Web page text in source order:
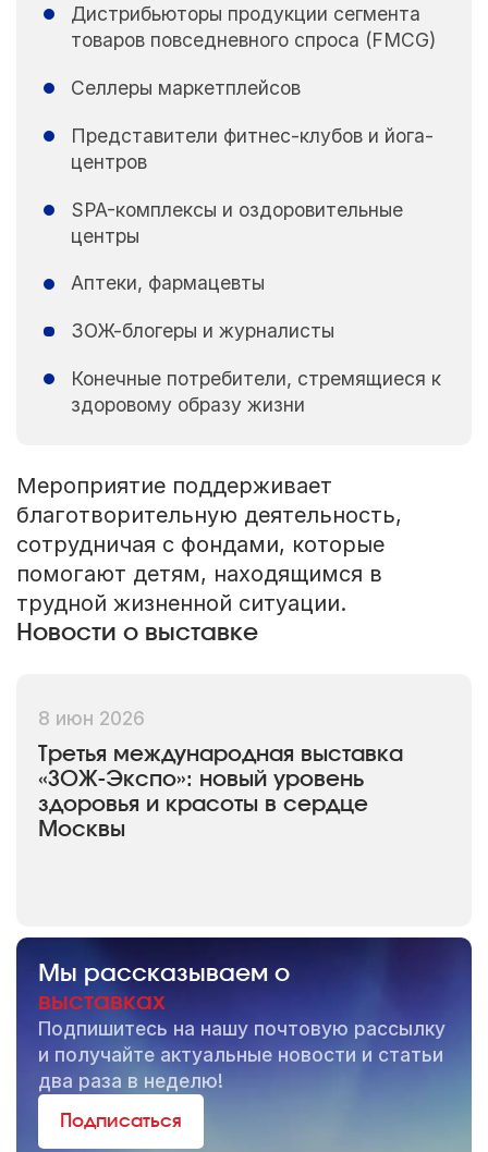
Дистрибьюторы продукции сегмента
товаров повседневного спроса (FMCG)
Селлеры маркетплейсов
Представители фитнес-клубов и йога-
центров
SPA-комплексы и оздоровительные
центры
Аптеки, фармацевты
ЗОЖ-блогеры и журналисты
Конечные потребители, стремящиеся к
здоровому образу жизни
Мероприятие поддерживает
благотворительную деятельность,
сотрудничая с фондами, которые
помогают детям, находящимся в
трудной жизненной ситуации.
Новости о выставке
8 июн 2026
Третья международная выставка
«ЗОЖ-Экспо»: новый уровень
здоровья и красоты в сердце
Москвы
Мы рассказываем о
выставках
Подпишитесь на нашу почтовую рассылку
и получайте актуальные новости и статьи
два раза в неделю!
Подписаться